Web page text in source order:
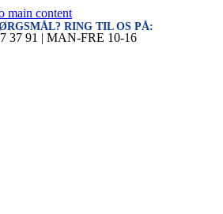
main content
RING TIL OS PÅ:
37 91 | MAN-FRE 10-16